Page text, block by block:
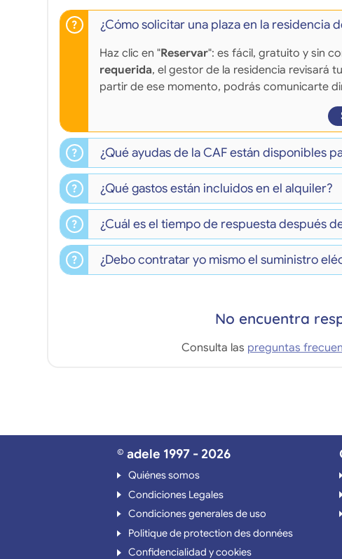
¿Cómo solicitar una plaza en la residencia
Haz clic en "Reservar": es fácil, gratuito y sin
requerida, el gestor de la residencia revisará
partir de ese momento, podrás comunicarte
¿Qué ayudas de la CAF están disponibles
¿Qué gastos están incluidos en el alquiler?
¿Cuál es el tiempo de respuesta después
¿Debo contratar yo mismo el suministro
No encuentra
Consulta las preguntas
© adele 1997 - 2026
Quiénes somos
Condiciones Legales
Condiciones generales de uso
Politique de protection des données
Confidencialidad y cookies